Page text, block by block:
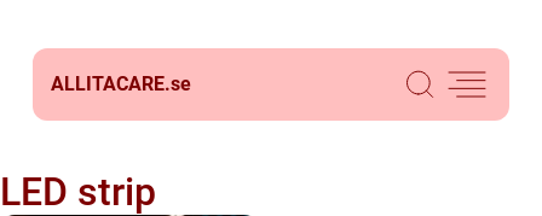
ALLITACARE.se
LED strip